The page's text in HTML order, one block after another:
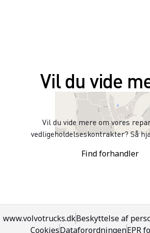
Vil du vide
Vil du vide mere om vores
vedligeholdelseskontrakter? Så
Find forhandler
www.volvotrucks.dkBeskyttelse af
CookiesDataforordningenEPR